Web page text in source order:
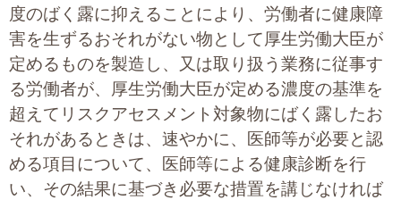
度のばく露に抑えることにより、労働者に健康障
害を生ずるおそれがない物として厚生労働大臣が
定めるものを製造し、又は取り扱う業務に従事す
る労働者が、厚生労働大臣が定める濃度の基準を
超えてリスクアセスメント対象物にばく露したお
それがあるときは、速やかに、医師等が必要と認
める項目について、医師等による健康診断を行
い、その結果に基づき必要な措置を講じなければ